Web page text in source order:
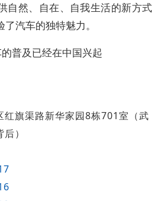
自然、自在、自我生活的新方式
汽车的独特魅力。
普及已经在中国兴起
红旗渠路新华家园8栋701室（武
）